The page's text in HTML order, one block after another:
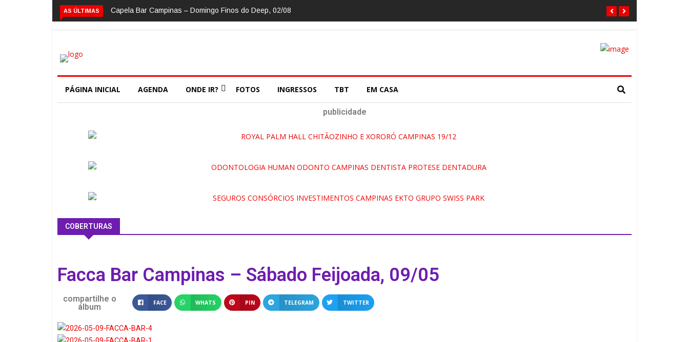
AS ÚLTIMAS Capela Bar Campinas – Domingo Finos do Deep, 02/08
PÁGINA INICIAL AGENDA ONDE IR? FOTOS INGRESSOS TBT EM CASA
publicidade
COBERTURAS
Facca Bar Campinas – Sábado Feijoada, 09/05
compartilhe o
álbum
FACE WHATS PIN TELEGRAM TWITTER